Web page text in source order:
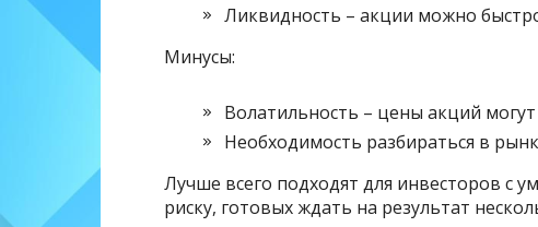
Ликвидность – акции можно
Минусы:
Волатильность – цены акций
Необходимость разбираться в
Лучше всего подходят для инвесторов с
риску, готовых ждать на результат